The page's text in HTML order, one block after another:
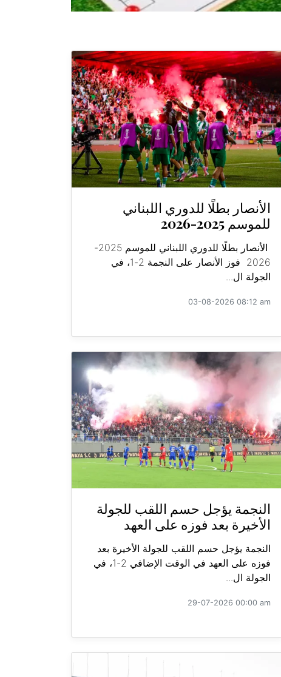
الأنصار بطلًا للدوري اللبناني
للموسم 2025-2026
الأنصار بطلًا للدوري اللبناني للموسم 2025-
2026 فوز الأنصار على النجمة 2-1، في
الجولة ال...
03-08-2026 08:12 am
النجمة يؤجل حسم اللقب للجولة
الأخيرة بعد فوزه على العهد
النجمة يؤجل حسم اللقب للجولة الأخيرة بعد
فوزه على العهد في الوقت الإضافي 2-1، في
الجولة ال...
29-07-2026 00:00 am